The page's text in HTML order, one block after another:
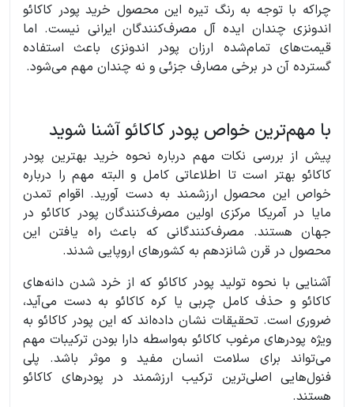
چراکه با توجه به رنگ تیره این محصول خرید پودر کاکائو
اندونزی چندان ایده آل مصرف‌کنندگان ایرانی نیست. اما
قیمت‌های تمام‌شده ارزان پودر اندونزی باعث استفاده
گسترده آن در برخی مصارف جزئی و نه چندان مهم می‌شود.
با مهم‌ترین خواص پودر کاکائو آشنا شوید
پیش از بررسی نکات مهم درباره نحوه خرید بهترین پودر
کاکائو بهتر است تا اطلاعاتی کامل و البته مهم را درباره
خواص این محصول ارزشمند به دست آورید. اقوام تمدن
مایا در آمریکا مرکزی اولین مصرف‌کنندگان پودر کاکائو در
جهان هستند. مصرف‌کنندگانی که باعث راه یافتن این
محصول در قرن شانزدهم به کشورهای اروپایی شدند.
آشنایی با نحوه تولید پودر کاکائو که از خرد شدن دانه‌های
کاکائو و حذف کامل چربی یا کره کاکائو به دست می‌آید،
ضروری است. تحقیقات نشان داده‌اند که این پودر کاکائو به
ویژه پودرهای مرغوب کاکائو به‌واسطه دارا بودن ترکیبات مهم
می‌تواند برای سلامت انسان مفید و موثر باشد. پلی
فنول‌هایی اصلی‌ترین ترکیب ارزشمند در پودرهای کاکائو
هستند.